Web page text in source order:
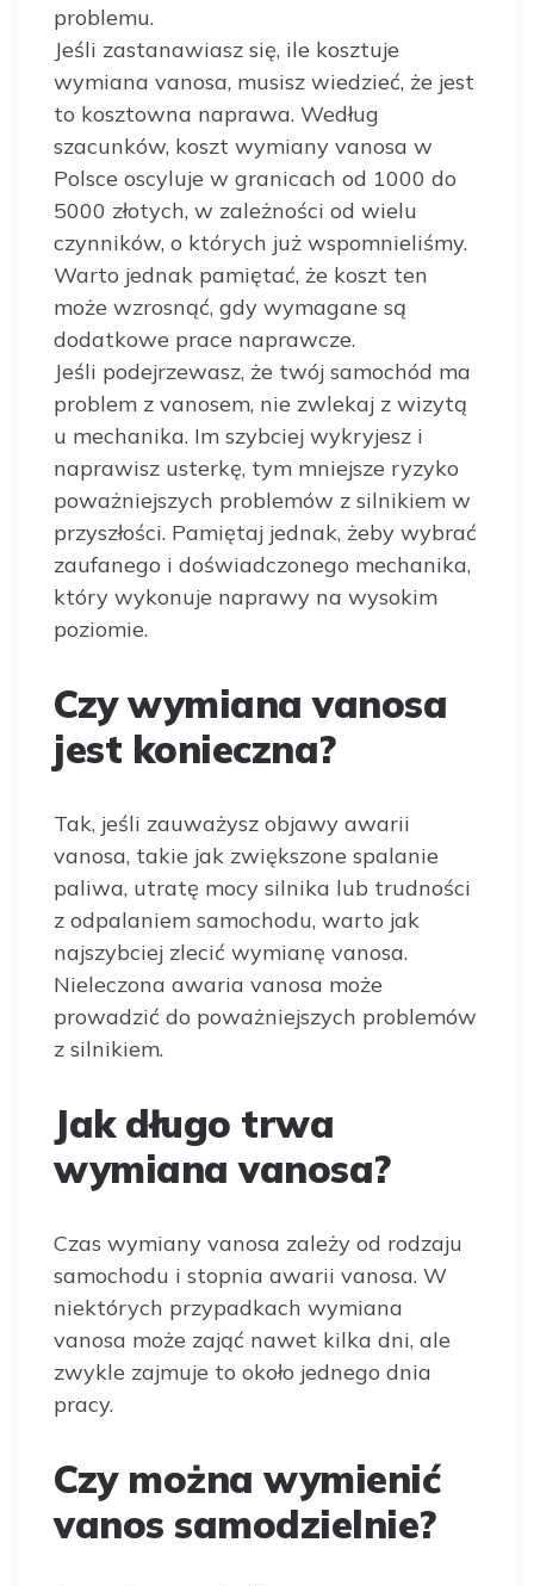
problemu.
Jeśli zastanawiasz się, ile kosztuje
wymiana vanosa, musisz wiedzieć, że jest
to kosztowna naprawa. Według
szacunków, koszt wymiany vanosa w
Polsce oscyluje w granicach od 1000 do
5000 złotych, w zależności od wielu
czynników, o których już wspomnieliśmy.
Warto jednak pamiętać, że koszt ten
może wzrosnąć, gdy wymagane są
dodatkowe prace naprawcze.
Jeśli podejrzewasz, że twój samochód ma
problem z vanosem, nie zwlekaj z wizytą
u mechanika. Im szybciej wykryjesz i
naprawisz usterkę, tym mniejsze ryzyko
poważniejszych problemów z silnikiem w
przyszłości. Pamiętaj jednak, żeby wybrać
zaufanego i doświadczonego mechanika,
który wykonuje naprawy na wysokim
poziomie.
Czy wymiana vanosa
jest konieczna?
Tak, jeśli zauważysz objawy awarii
vanosa, takie jak zwiększone spalanie
paliwa, utratę mocy silnika lub trudności
z odpalaniem samochodu, warto jak
najszybciej zlecić wymianę vanosa.
Nieleczona awaria vanosa może
prowadzić do poważniejszych problemów
z silnikiem.
Jak długo trwa
wymiana vanosa?
Czas wymiany vanosa zależy od rodzaju
samochodu i stopnia awarii vanosa. W
niektórych przypadkach wymiana
vanosa może zająć nawet kilka dni, ale
zwykle zajmuje to około jednego dnia
pracy.
Czy można wymienić
vanos samodzielnie?